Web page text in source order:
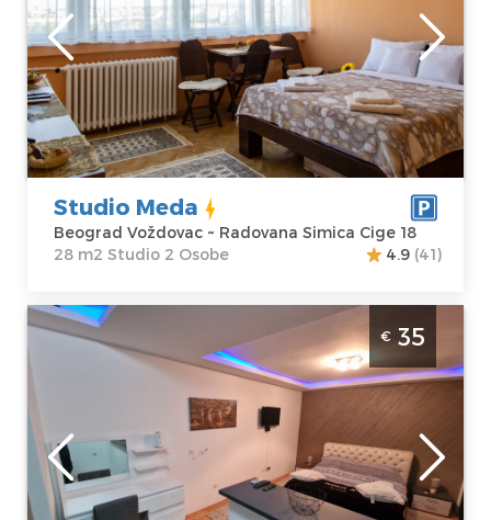
Beograd
Voždovac
Adresa:
Radovana
Simica Cige 18
Cena35 €
Kvadratura :
m2
Struktura :
Studio
Studio Meda
Beograd Voždovac ~ Radovana Simica Cige 18
28 m2 Studio 2 Osobe
4.9 (41)
Studio Apartman Winer A 3 Beograd
Voždovac Studio apartman veličine 27m2,
moderno uređen i idealan za boravak do 2
Beograd
Lokacija:
Beograd
Gosti:2
Kvadratura :27
€ 35